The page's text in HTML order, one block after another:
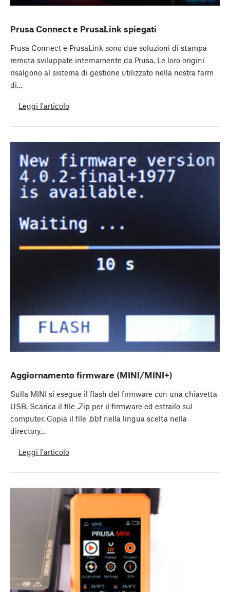
Prusa Connect e PrusaLink spiegati
Prusa Connect e PrusaLink sono due soluzioni di stampa
remota sviluppate internamente da Prusa. Le loro origini
risalgono al sistema di gestione utilizzato nella nostra farm
di…
Leggi l'articolo
Aggiornamento firmware (MINI/MINI+)
Sulla MINI si esegue il flash del firmware con una chiavetta
USB. Scarica il file .Zip per il firmware ed estrailo sul
computer. Copia il file .bbf nella lingua scelta nella
directory…
Leggi l'articolo